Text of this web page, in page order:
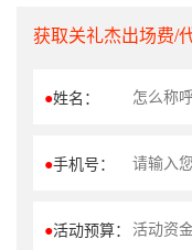
获取关礼杰出场费/
●姓名：
●手机号：
●活动预算：